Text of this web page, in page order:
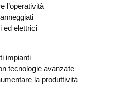
l’operatività
ed elettrici
impianti
tecnologie avanzate
la produttività